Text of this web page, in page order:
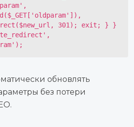
301); exit; } }
обновлять
без потери